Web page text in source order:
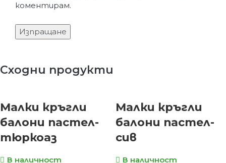
коментирам.
Сходни продукти
Малки кръгли
балони пастел-
тюркоаз
В наличност
Малки кръгли
балони пастел-
сив
В наличност